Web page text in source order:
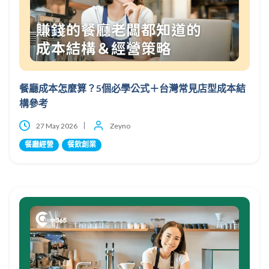
餐廳成本怎麼算？5個必學公式＋台灣常見店型成本結
構參考
27 May 2026 Zeyno
餐廳經營 餐飲創業